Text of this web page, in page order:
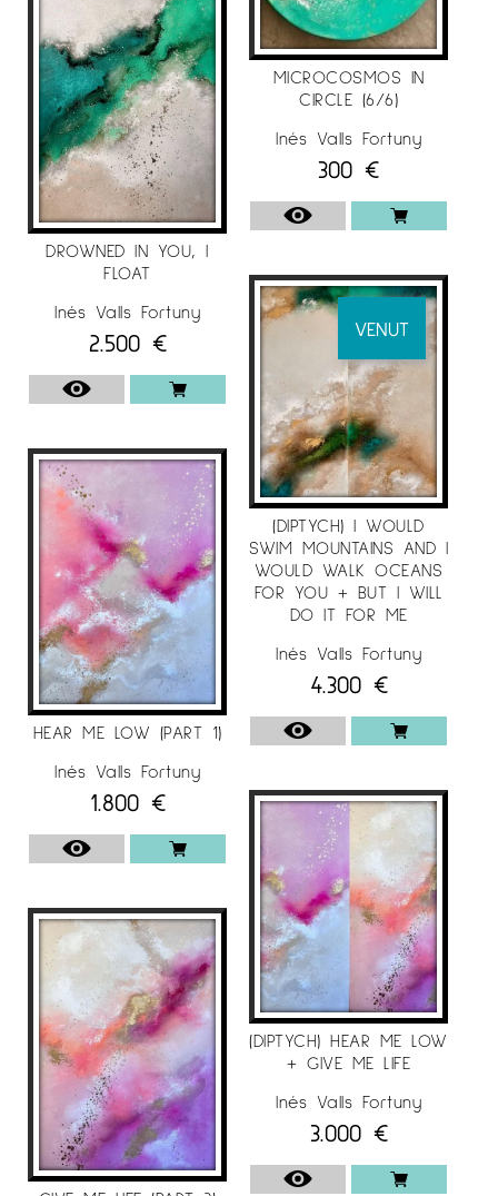
DROWNED IN YOU, I
FLOAT
Inés Valls Fortuny
2.500 €
HEAR ME LOW (PART 1)
Inés Valls Fortuny
1.800 €
MICROCOSMOS IN
CIRCLE (6/6)
Inés Valls Fortuny
300 €
VENUT
(DIPTYCH) I WOULD
SWIM MOUNTAINS AND I
WOULD WALK OCEANS
FOR YOU + BUT I WILL
DO IT FOR ME
Inés Valls Fortuny
4.300 €
(DIPTYCH) HEAR ME LOW
+ GIVE ME LIFE
Inés Valls Fortuny
3.000 €